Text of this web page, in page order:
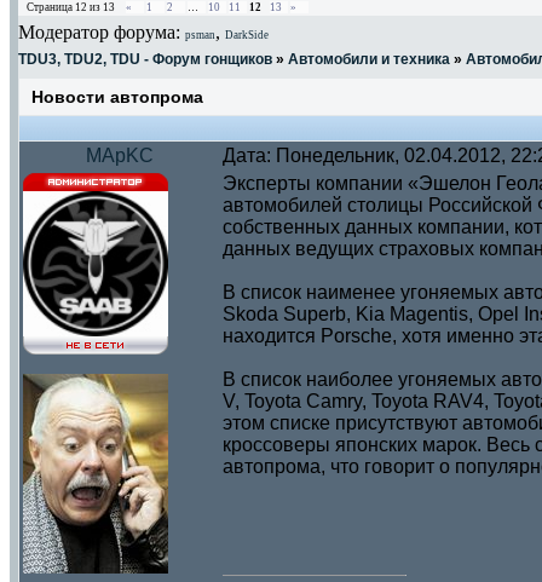
Страница 12 из 13 « 1 2 … 10 11 12 13 »
Модератор форума: psman, DarkSide
TDU3, TDU2, TDU - Форум гонщиков » Автомобили и техника »
Новости автопрома
MApKC Дата: Понедельник, 02.04.2012,
Эксперты компании «Эшелон
автомобилей столицы Российской
собственных данных компании,
данных ведущих страховых
В список наименее угоняемых
Skoda Superb, Kia Magentis, Opel
находится Porsche, хотя именно
В список наиболее угоняемых
V, Toyota Camry, Toyota RAV4,
этом списке присутствуют
кроссоверы японских марок. Весь
автопрома, что говорит о